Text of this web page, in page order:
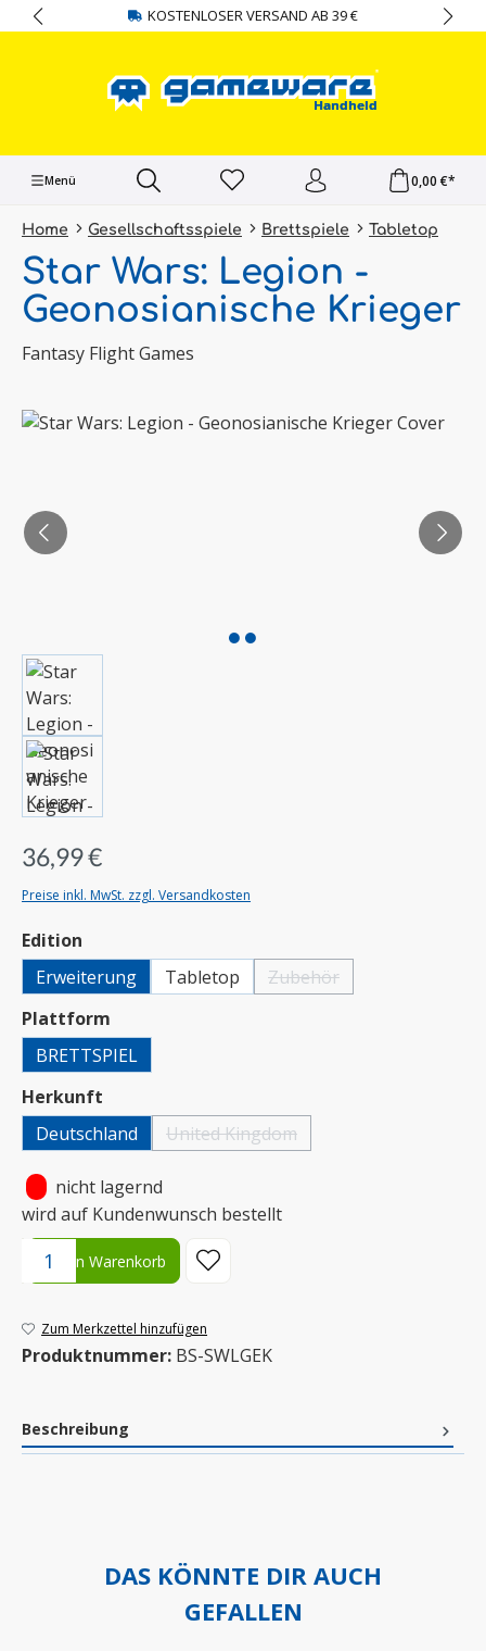
springen KOSTENLOSER VERSAND AB 39 €
Menü 0,00 €*
Home Gesellschaftsspiele Brettspiele Tabletop
Star Wars: Legion -
Geonosianische Krieger
Fantasy Flight Games
Bildergalerie überspringen
36,99 €
Preise inkl. MwSt. zzgl. Versandkosten
Edition
Erweiterung
Tabletop Zubehör(Diese Option ist zurzeit
Plattform
BRETTSPIEL
Herkunft
Deutschland
United Kingdom(Diese Option ist zurzeit nicht verfügbar.)
nicht lagernd
wird auf Kundenwunsch bestellt
Produkt Anzahl: Gib den gewünschten Wert ein oder benutze
In den Warenkorb
Zum Merkzettel hinzufügen
Produktnummer: BS-SWLGEK
Beschreibung
DAS KÖNNTE DIR AUCH
GEFALLEN